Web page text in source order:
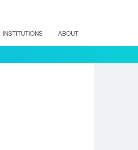
INSTITUTIONS ABOUT